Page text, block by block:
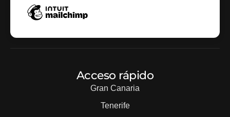
Acceso rápido
Gran Canaria
Tenerife